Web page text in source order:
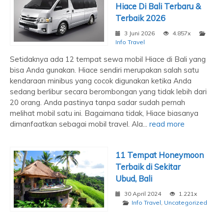
Hiace Di Bali Terbaru &
Terbaik 2026
3 Juni 2026
4.857x
Info Travel
Setidaknya ada 12 tempat sewa mobil Hiace di Bali yang
bisa Anda gunakan. Hiace sendiri merupakan salah satu
kendaraan minibus yang cocok digunakan ketika Anda
sedang berlibur secara berombongan yang tidak lebih dari
20 orang. Anda pastinya tanpa sadar sudah pernah
melihat mobil satu ini. Bagaimana tidak, Hiace biasanya
dimanfaatkan sebagai mobil travel. Ala... read more
11 Tempat Honeymoon
Terbaik di Sekitar
Ubud, Bali
30 April 2024
1.221x
Info Travel Uncategorized